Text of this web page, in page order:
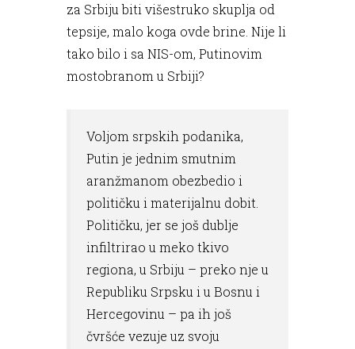
za Srbiju biti višestruko skuplja od
tepsije, malo koga ovde brine. Nije li
tako bilo i sa NIS-om, Putinovim
mostobranom u Srbiji?
Voljom srpskih podanika,
Putin je jednim smutnim
aranžmanom obezbedio i
političku i materijalnu dobit.
Političku, jer se još dublje
infiltrirao u meko tkivo
regiona, u Srbiju – preko nje u
Republiku Srpsku i u Bosnu i
Hercegovinu – pa ih još
čvršće vezuje uz svoju